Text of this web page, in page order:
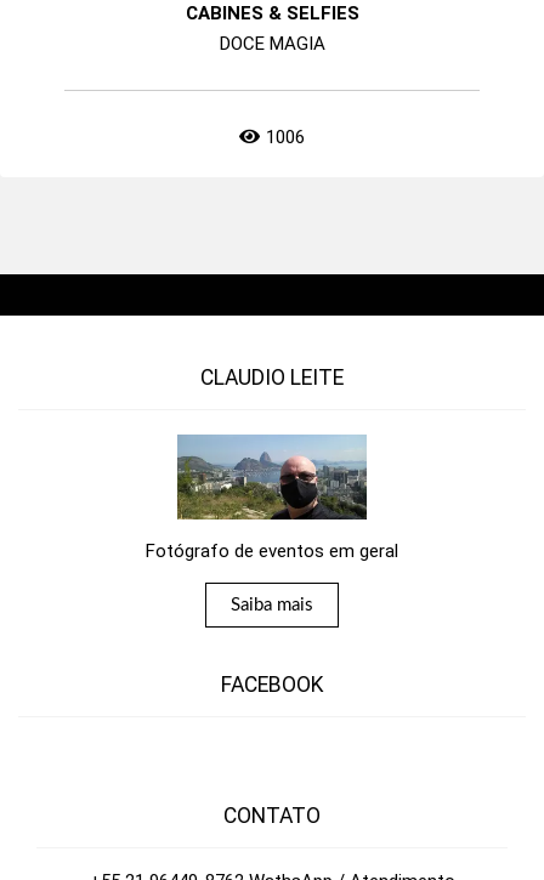
CABINES & SELFIES
DOCE MAGIA
1006
CLAUDIO LEITE
Fotógrafo de eventos em geral
Saiba mais
FACEBOOK
CONTATO